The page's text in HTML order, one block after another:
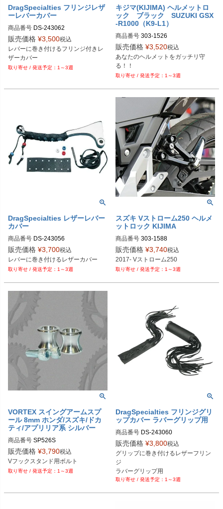
DragSpecialties フリンジレザ
ーレバーカバー
商品番号 DS-243062
販売価格 ¥3,500税込
レバーに巻き付けるフリンジ付きレ
1～3週
キジマ(KIJIMA) ヘルメットロ
ック ブラック SUZUKI GSX
-R1000（K9-L1）
商品番号 303-1526
販売価格 ¥3,520税込
あなたのヘルメットをガッチリ守
る！！
1～3週
DragSpecialties レザーレバー
カバー
商品番号 DS-243056
販売価格 ¥3,700税込
1～3週
スズキ Vストローム250 ヘルメ
ットロック KIJIMA
商品番号 303-1588
販売価格 ¥3,740税込
2017- Vストローム250
1～3週
VORTEX スイングアームスプ
ール 8mm ホンダ/スズキ/ドカ
ティ/アプリリア系 シルバー
商品番号 SP526S
Biker's型番：575552
Drag型番：1303-0011
販売価格 ¥3,790税込
Vフックスタンド用ボルト
1～3週
DragSpecialties フリンジグリ
ップカバー ラバーグリップ用
商品番号 DS-243060
販売価格 ¥3,800税込
グリップに巻き付けるレザーフリン
ジ
ラバーグリップ用
1～3週